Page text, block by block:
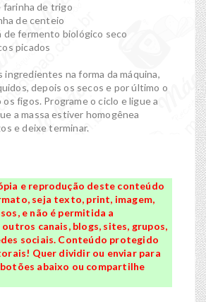
farinha de trigo
de centeio
de fermento biológico seco
picados
na forma da máquina,
depois os secos e por último o
figos. Programe o ciclo e ligue a
a massa estiver homogênea
e deixe terminar.
e reprodução deste conteúdo
seja texto, print, imagem,
e não é permitida a
canais, blogs, sites, grupos,
sociais. Conteúdo protegido
Quer dividir ou enviar para
botões abaixo ou compartilhe